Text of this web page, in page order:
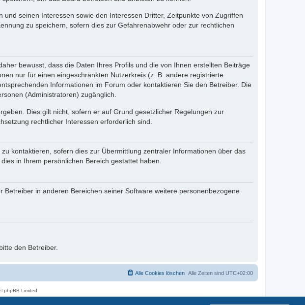
seinen Interessen sowie den Interessen Dritter, Zeitpunkte von Zugriffen
zu speichern, sofern dies zur Gefahrenabwehr oder zur rechtlichen
bewusst, dass die Daten Ihres Profils und die von Ihnen erstellten Beiträge
nur für einen eingeschränkten Nutzerkreis (z. B. andere registrierte
Informationen im Forum oder kontaktieren Sie den Betreiber. Die
(Administratoren) zugänglich.
Dies gilt nicht, sofern er auf Grund gesetzlicher Regelungen zur
rechtlicher Interessen erforderlich sind.
kontaktieren, sofern dies zur Übermittlung zentraler Informationen über das
in Ihrem persönlichen Bereich gestattet haben.
in anderen Bereichen seiner Software weitere personenbezogene
den Betreiber.
Alle Zeiten sind UTC+02:00
Alle Cookies löschen
phpBB Limited